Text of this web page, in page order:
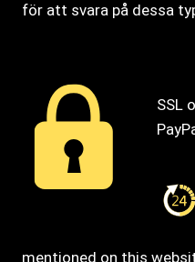
för att svara på dessa
SSL
mentioned on this